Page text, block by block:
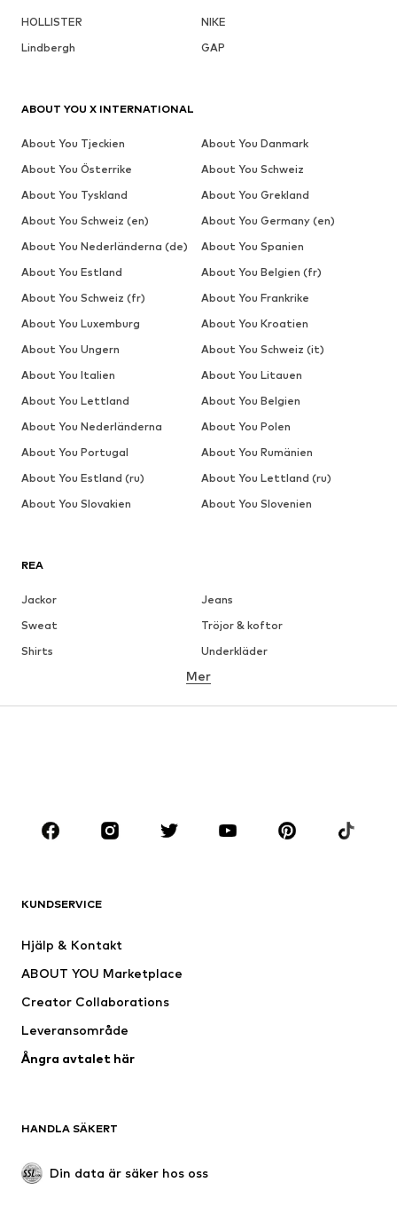
HOLLISTER
NIKE
Lindbergh
GAP
REA
Jackor
Jeans
Sweat
Tröjor & koftor
Shirts
Underkläder
Skjortor
Rockar
Kostymer & kavajer
KLÄDER
Jackor
Badkläder
Tillfällen
Upcycling
Nytt
Boots & stövlar
Lågskor
Mer
KUNDSERVICE
Hjälp & Kontakt
ABOUT YOU Marketplace
Creator Collaborations
Leveransområde
Ångra avtalet här
HANDLA SÄKERT
Din data är säker hos oss
ABOUT YOU X INTERNATIONAL
About You Tjeckien
About You Danmark
About You Österrike
About You Schweiz
About You Tyskland
About You Grekland
About You Schweiz (en)
About You Germany (en)
About You Nederländerna (de)
About You Spanien
About You Estland
About You Belgien (fr)
About You Schweiz (fr)
About You Frankrike
About You Luxemburg
About You Kroatien
About You Ungern
About You Schweiz (it)
About You Italien
About You Litauen
About You Lettland
About You Belgien
About You Nederländerna
About You Polen
About You Portugal
About You Rumänien
About You Estland (ru)
About You Lettland (ru)
About You Slovakien
About You Slovenien